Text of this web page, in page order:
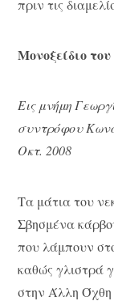
πριν τις
Μονοξείδιο
Εις μνήμη
συντρόφου
Οκτ. 2008
Τα μάτια του
Σβησμένα
που λάμπουν
καθώς γλιστρά
στην Άλλη Όχθη